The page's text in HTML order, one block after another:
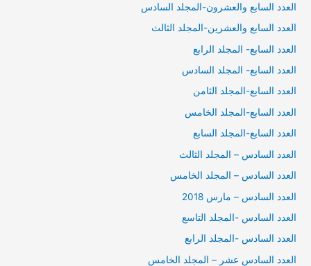
العدد السابع والعشرون-المجلد السادس
العدد السابع والعشرين-المجلد الثالث
العدد السابع- المجلد الرابع
العدد السابع- المجلد السادس
العدد السابع-المجلد الثامن
العدد السابع-المجلد الخامس
العدد السابع-المجلد السابع
العدد السادس – المجلد الثالث
العدد السادس – المجلد الخامس
العدد السادس – مارس 2018
العدد السادس -المجلد التاسع
العدد السادس -المجلد الرابع
العدد السادس عشر – المجلد الخامس